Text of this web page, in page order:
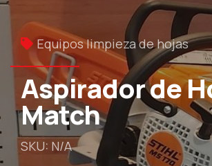
Equipos limpieza de hojas
Aspirador de
Match
SKU: N/A